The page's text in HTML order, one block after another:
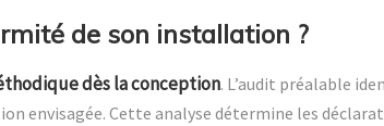
de son installation ?
dès la conception. L’audit préalable
envisagée. Cette analyse détermine les